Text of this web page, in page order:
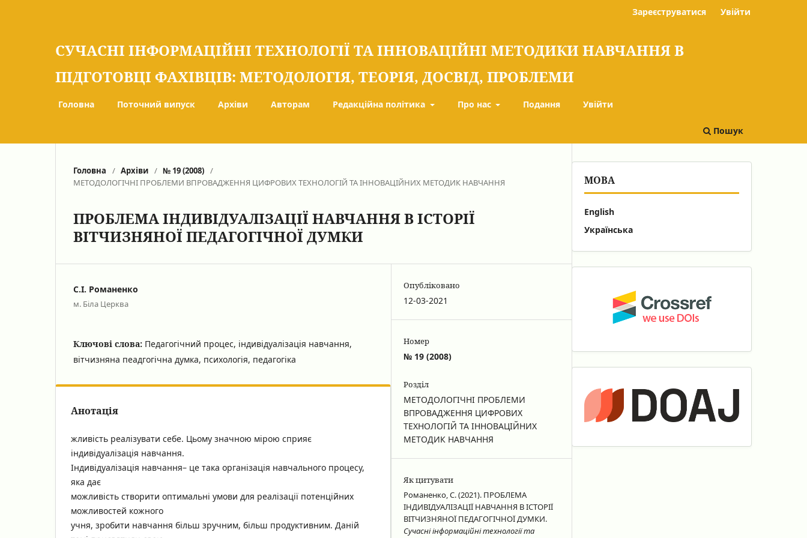
СУЧАСНІ ІНФОРМАЦІЙНІ ТЕХНОЛОГІЇ ТА ІННОВАЦІЙНІ МЕТОДИКИ НАВЧАННЯ В
ПІДГОТОВЦІ ФАХІВЦІВ: МЕТОДОЛОГІЯ, ТЕОРІЯ, ДОСВІД, ПРОБЛЕМИ
Головна Поточний випуск Архіви Авторам Редакційна політика Про нас Подання Увійти
Пошук
Зареєструватися Увійти
Головна / Архіви / № 19 (2008) /
МЕТОДОЛОГІЧНІ ПРОБЛЕМИ ВПРОВАДЖЕННЯ ЦИФРОВИХ ТЕХНОЛОГІЙ ТА ІННОВАЦІЙНИХ МЕТОДИК НАВЧАННЯ
ПРОБЛЕМА ІНДИВІДУАЛІЗАЦІЇ НАВЧАННЯ В ІСТОРІЇ
ВІТЧИЗНЯНОЇ ПЕДАГОГІЧНОЇ ДУМКИ
С.І. Романенко
м. Біла Церква
Ключові слова: Педагогічний процес, індивідуалізація навчання,
вітчизняна пеадгогічна думка, психологія, педагогіка
Анотація
жливість реалізувати себе. Цьому значною мірою сприяє
індивідуалізація навчання.
Індивідуалізація навчання– це така організація навчального процесу,
яка дає
можливість створити оптимальні умови для реалізації потенційних
можливостей кожного
учня, зробити навчання більш зручним, більш продуктивним. Даній
Опубліковано
12-03-2021
Номер
№ 19 (2008)
Розділ
МЕТОДОЛОГІЧНІ ПРОБЛЕМИ
ВПРОВАДЖЕННЯ ЦИФРОВИХ
ТЕХНОЛОГІЙ ТА ІННОВАЦІЙНИХ
МЕТОДИК НАВЧАННЯ
Як цитувати
Романенко, С. (2021). ПРОБЛЕМА
ІНДИВІДУАЛІЗАЦІЇ НАВЧАННЯ В ІСТОРІЇ
ВІТЧИЗНЯНОЇ ПЕДАГОГІЧНОЇ ДУМКИ.
Сучасні інформаційні технології та
МОВА
English
Українська